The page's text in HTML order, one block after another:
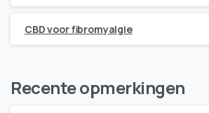
CBD voor fibromyalgie
Recente opmerkingen